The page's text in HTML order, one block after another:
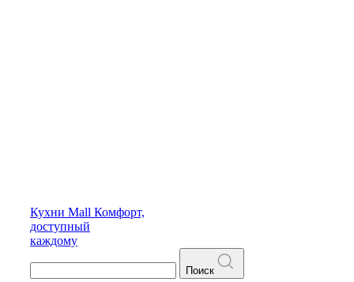
Кухни Mall Комфорт,
доступный
каждому
Поиск